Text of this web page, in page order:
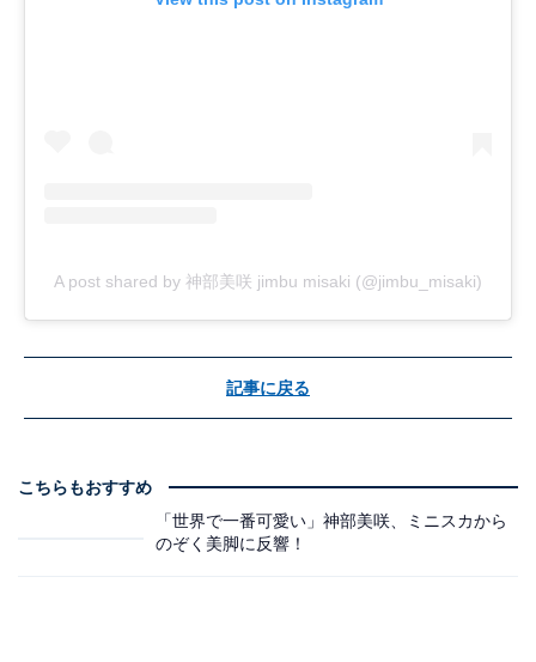
A post shared by 神部美咲 jimbu misaki (@jimbu_misaki)
記事に戻る
こちらもおすすめ
「世界で一番可愛い」神部美咲、ミニスカから
のぞく美脚に反響！